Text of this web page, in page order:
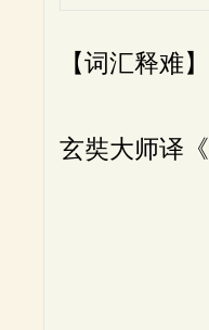
【词汇释难】
玄奘大师译